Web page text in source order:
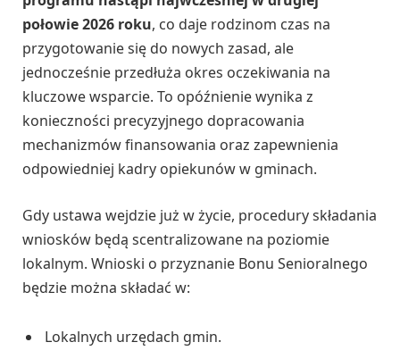
połowie 2026 roku, co daje rodzinom czas na
przygotowanie się do nowych zasad, ale
jednocześnie przedłuża okres oczekiwania na
kluczowe wsparcie. To opóźnienie wynika z
konieczności precyzyjnego dopracowania
mechanizmów finansowania oraz zapewnienia
odpowiedniej kadry opiekunów w gminach.
Gdy ustawa wejdzie już w życie, procedury składania
wniosków będą scentralizowane na poziomie
lokalnym. Wnioski o przyznanie Bonu Senioralnego
będzie można składać w:
Lokalnych urzędach gmin.